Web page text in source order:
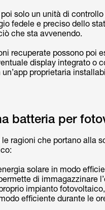
solo un unità di
fedele e preciso dello
che sta avvenendo.
recuperate possono poi
display integrato o
proprietaria
batteria per
le ragioni che portano alla
solare in modo
di immagazzinare
impianto
efficiente durante le